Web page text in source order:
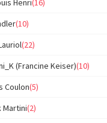
Henri(16)
(10)
(22)
(Francine Keiser)(10)
Coulon(5)
Martini(2)